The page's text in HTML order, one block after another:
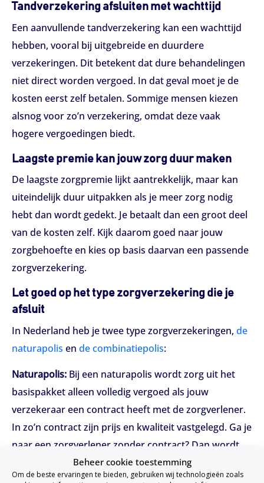
Beheer cookie toestemming
Om de beste ervaringen te bieden, gebruiken wij technologieën zoals
Tandverzekering afsluiten met wachttijd
Een aanvullende tandverzekering kan een wachttijd
hebben, vooral bij uitgebreide en duurdere
verzekeringen. Dit betekent dat dure behandelingen
niet direct worden vergoed. In dat geval moet je de
kosten eerst zelf betalen. Sommige mensen kiezen
alsnog voor zo’n verzekering, omdat deze vaak
hogere vergoedingen biedt.
Laagste premie kan jouw zorg duur maken
De laagste zorgpremie lijkt aantrekkelijk, maar kan
uiteindelijk duur uitpakken als je meer zorg nodig
hebt dan wordt gedekt. Je betaalt dan een groot deel
van de kosten zelf. Kijk daarom goed naar jouw
zorgbehoefte en kies op basis daarvan een passende
zorgverzekering.
Let goed op het type zorgverzekering die je
afsluit
In Nederland heb je twee type zorgverzekeringen, de
naturapolis en de combinatiepolis:
Naturapolis: Bij een naturapolis wordt zorg uit het
basispakket alleen volledig vergoed als jouw
verzekeraar een contract heeft met de zorgverlener.
In zo’n contract zijn prijs en kwaliteit vastgelegd. Ga je
naar een zorgverlener zonder contract? Dan wordt
slechts een deel van de kosten vergoed.